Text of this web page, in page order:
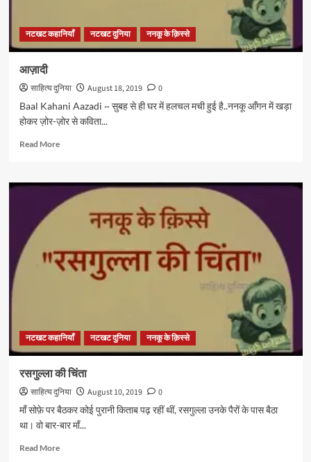
नटखट कहानियाँ नटखट दुनिया ननकू के क़िस्से
आज़ादी
साहित्य दुनिया August 18, 2019
0
Baal Kahani Aazadi ~ सुबह से ही घर में हलचल मची हुई है..ननकू आँगन में खड़ा
होकर ज़ोर-ज़ोर से कविता...
Read MoreRead
आज़ादी
नटखट कहानियाँ नटखट दुनिया ननकू के क़िस्से
रसगुल्ला की चिंता
साहित्य दुनिया August 10, 2019
0
माँ सोफ़े पर बैठकर कोई पुरानी किताब पढ़ रहीं थीं, रसगुल्ला उनके पैरों के पास बैठा
था। वो बार-बार माँ...
Read MoreRead